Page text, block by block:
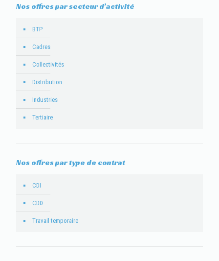
Nos offres par secteur d’activité
BTP
Cadres
Collectivités
Distribution
Industries
Tertiaire
Nos offres par type de contrat
CDI
CDD
Travail temporaire